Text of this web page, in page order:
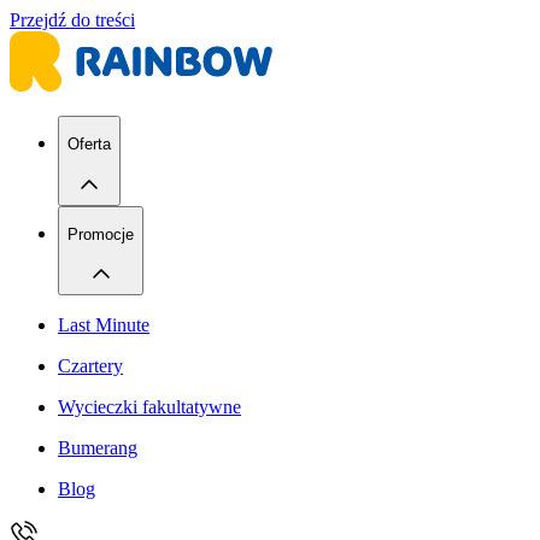
Przejdź do treści
Oferta
Promocje
Last Minute
Czartery
Wycieczki fakultatywne
Bumerang
Blog